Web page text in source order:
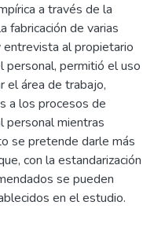
a través de la
fabricación de varias
al propietario
personal, permitió el uso
el área de trabajo,
a los procesos de
personal mientras
se pretende darle más
con la estandarización
se pueden
en el estudio.